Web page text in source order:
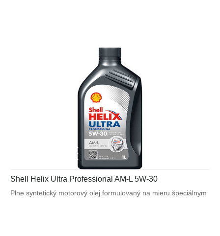
Shell Helix Ultra Professional AM-L 5W-30
Plne syntetický motorový olej formulovaný na mieru špeciálnym